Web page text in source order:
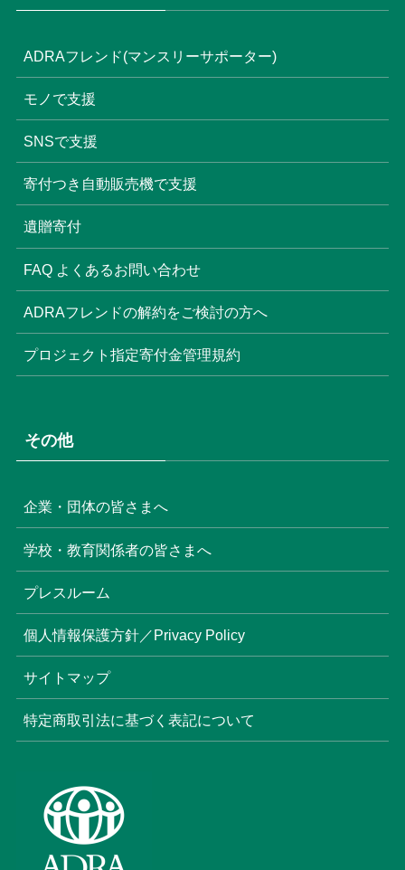
ADRAフレンド(マンスリーサポーター)
モノで支援
SNSで支援
寄付つき自動販売機で支援
遺贈寄付
FAQ よくあるお問い合わせ
ADRAフレンドの解約をご検討の方へ
プロジェクト指定寄付金管理規約
その他
企業・団体の皆さまへ
学校・教育関係者の皆さまへ
プレスルーム
個人情報保護方針／Privacy Policy
サイトマップ
特定商取引法に基づく表記について